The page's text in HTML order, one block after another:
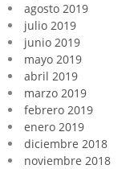
agosto 2019
julio 2019
junio 2019
mayo 2019
abril 2019
marzo 2019
febrero 2019
enero 2019
diciembre 2018
noviembre 2018